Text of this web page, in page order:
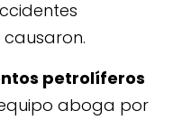
petrolíferos
aboga por